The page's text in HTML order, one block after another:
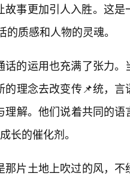
事更加引人入胜。这是
质感和人物的灵魂。
的运用也充满了张力。
理念去改变传📌统，
解。他们说着共同的语
长的催化剂。
那片土地上吹过的风，